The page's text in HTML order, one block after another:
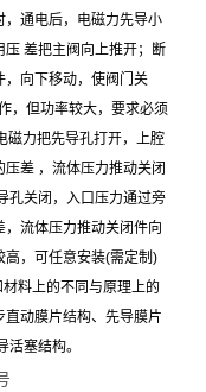
，通电后，电磁力先导小
差把主阀向上推开；断
，向下移动，使阀门关
，但功率较大，要求必须
磁力把先导孔打开，上腔
差 ，流体压力推动关闭
孔关闭，入口压力通过旁
流体压力推动关闭件向
高，可任意安装(需定制)
料上的不同与原理上的
直动膜片结构、先导膜片
塞结构。